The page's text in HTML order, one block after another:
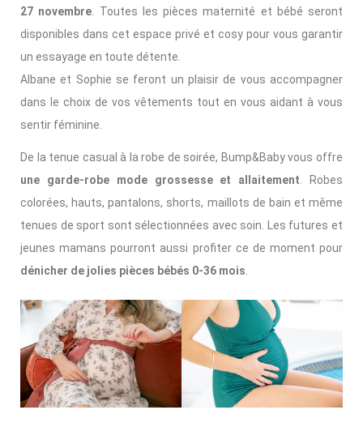
27 novembre . Toutes les pièces maternité et bébé seront
disponibles dans cet espace privé et cosy pour vous garantir
un essayage en toute détente.
Albane et Sophie se feront un plaisir de vous accompagner
dans le choix de vos vêtements tout en vous aidant à vous
sentir féminine.
De la tenue casual à la robe de soirée, Bump&Baby vous offre
une garde-robe mode grossesse et allaitement . Robes
colorées, hauts, pantalons, shorts, maillots de bain et même
tenues de sport sont sélectionnées avec soin. Les futures et
jeunes mamans pourront aussi profiter ce de moment pour
dénicher de jolies pièces bébés 0-36 mois